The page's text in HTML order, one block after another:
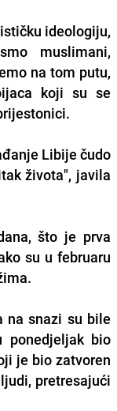
ideologiju,
muslimani,
na tom putu,
koji su se
Libije čudo
života", javila
što je prva
su u februaru
na snazi su bile
bio
je bio zatvoren
pretresajući